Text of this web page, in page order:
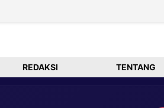
REDAKSI TENTANG